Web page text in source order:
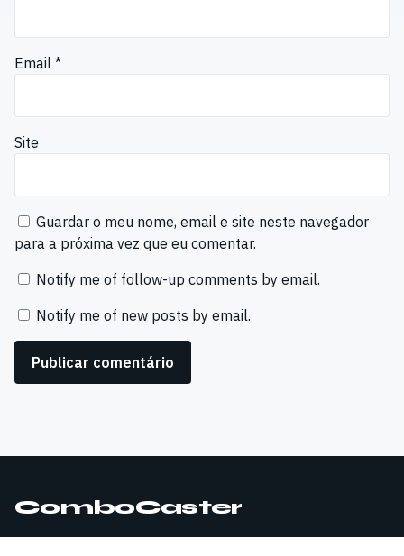
Email *
Site
Guardar o meu nome, email e site neste navegador
para a próxima vez que eu comentar.
Notify me of follow-up comments by email.
Notify me of new posts by email.
ComboCaster